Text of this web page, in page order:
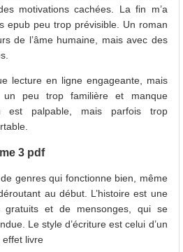
motivations cachées. La fin m’a
epub peu trop prévisible. Un roman
de l’âme humaine, mais avec des
lecture en ligne engageante, mais
un peu trop familière et manque
est palpable, mais parfois trop
3 pdf
genres qui fonctionne bien, même
au début. L’histoire est une
gratuits et de mensonges, qui se
Le style d’écriture est celui d’un
effet livre